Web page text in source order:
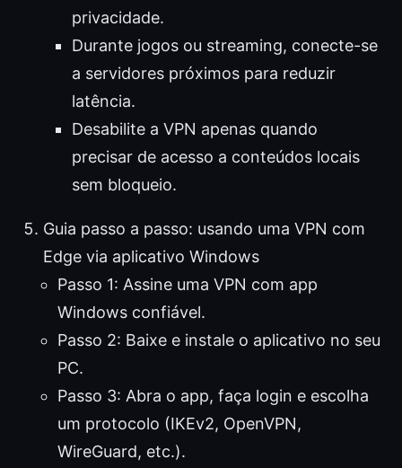
privacidade.
Durante jogos ou streaming, conecte-se
a servidores próximos para reduzir
latência.
Desabilite a VPN apenas quando
precisar de acesso a conteúdos locais
sem bloqueio.
Guia passo a passo: usando uma VPN com
Edge via aplicativo Windows
Passo 1: Assine uma VPN com app
Windows confiável.
Passo 2: Baixe e instale o aplicativo no seu
PC.
Passo 3: Abra o app, faça login e escolha
um protocolo (IKEv2, OpenVPN,
WireGuard, etc.).